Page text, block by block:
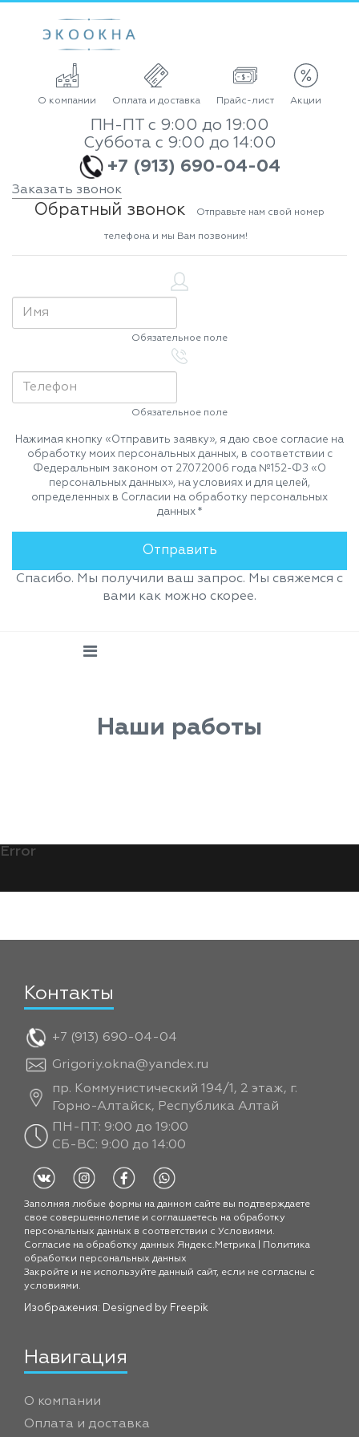
О компании Оплата и доставка Прайс-лист Акции
ПН-ПТ с 9:00 до 19:00
Суббота с 9:00 до 14:00
+7 (913) 690-04-04
Заказать звонок
Обратный звонок Отправьте нам свой номер
телефона и мы Вам позвоним!
Обязательное поле
Обязательное поле
Нажимая кнопку «Отправить заявку», я даю свое согласие на
обработку моих персональных данных, в соответствии с
Федеральным законом от 27.07.2006 года №152-ФЗ «О
персональных данных», на условиях и для целей,
определенных в Согласии на обработку персональных
данных *
Спасибо. Мы получили ваш запрос. Мы свяжемся с
вами как можно скорее.
Наши работы
Error
Контакты
+7 (913) 690-04-04
Grigoriy.okna@yandex.ru
пр. Коммунистический 194/1, 2 этаж, г.
Горно-Алтайск, Республика Алтай
ПН-ПТ: 9:00 до 19:00
СБ-ВС: 9:00 до 14:00
Заполняя любые формы на данном сайте вы подтверждаете
свое совершеннолетие и соглашаетесь на обработку
персональных данных в соответствии с Условиями.
Согласие на обработку данных Яндекс.Метрика
Политика
обработки персональных данных
Закройте и не используйте данный сайт, если не согласны с
условиями.
Изображения: Designed by Freepik
Навигация
О компании
Оплата и доставка